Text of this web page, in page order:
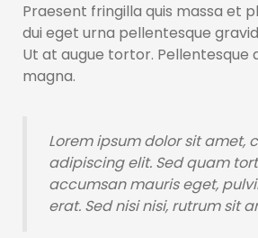
Praesent fringilla quis massa et
dui eget urna pellentesque
Ut at augue tortor. Pellentesque
magna.
Lorem ipsum dolor sit amet,
adipiscing elit. Sed quam
accumsan mauris eget,
erat. Sed nisi nisi, rutrum sit